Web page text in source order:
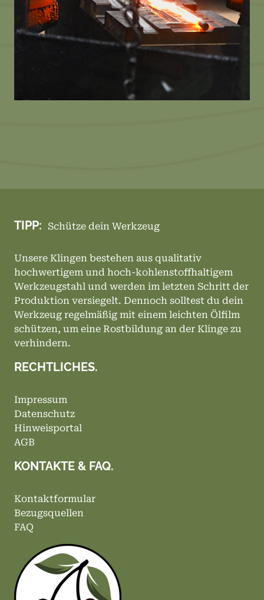
TIPP: Schütze dein Werkzeug
Unsere Klingen bestehen aus qualitativ
hochwertigem und hoch-kohlenstoffhaltigem
Werkzeugstahl und werden im letzten Schritt der
Produktion versiegelt. Dennoch solltest du dein
Werkzeug regelmäßig mit einem leichten Ölfilm
schützen, um eine Rostbildung an der Klinge zu
verhindern.
RECHTLICHES.
Impressum
Datenschutz
Hinweisportal
AGB
KONTAKTE & FAQ.
Kontaktformular
Bezugsquellen
FAQ